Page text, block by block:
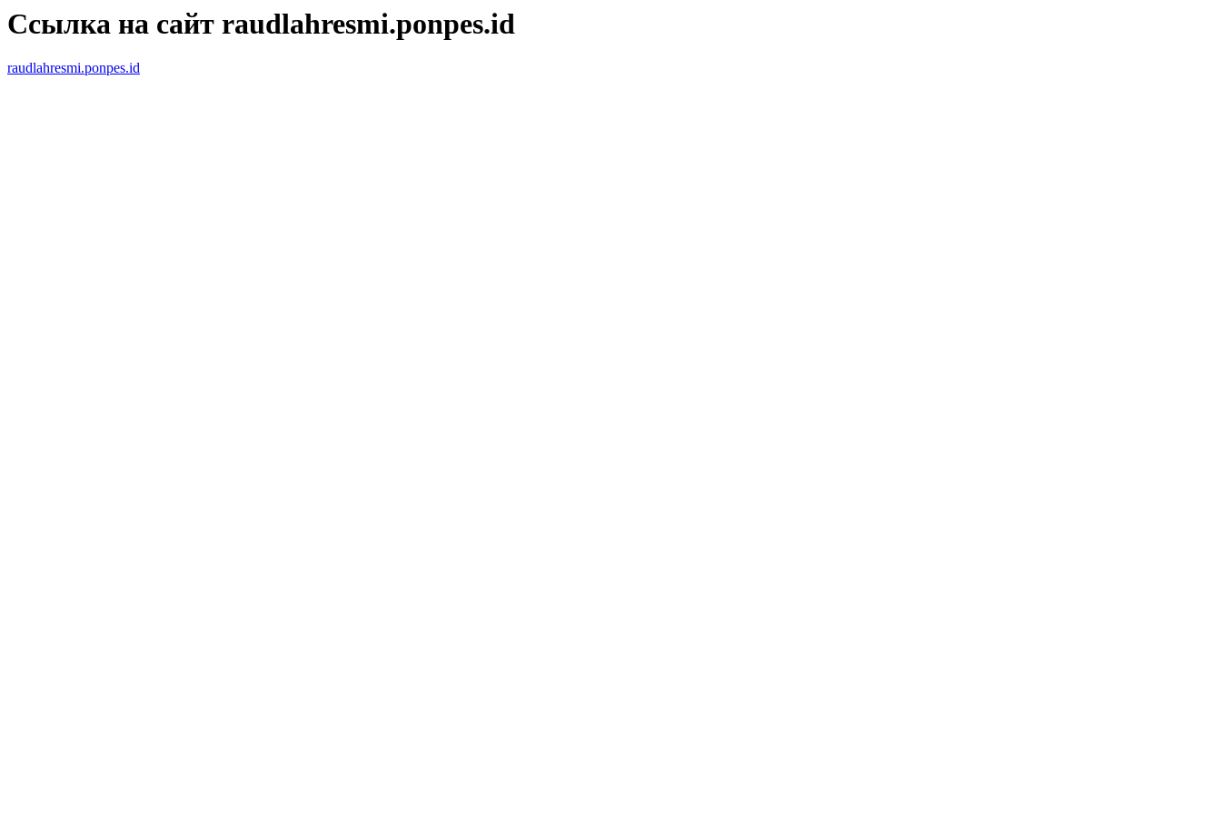
Ссылка на сайт raudlahresmi.ponpes.id
raudlahresmi.ponpes.id